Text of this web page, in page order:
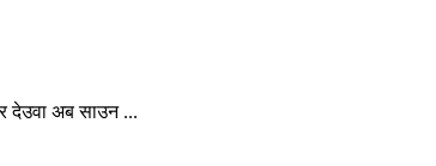
देउवा अब साउन ...